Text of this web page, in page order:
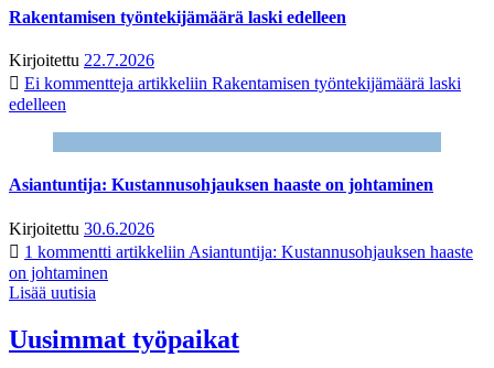
Rakentamisen työntekijämäärä laski edelleen
Kirjoitettu 22.7.2026
Ei kommentteja artikkeliin Rakentamisen työntekijämäärä laski
edelleen
Asiantuntija: Kustannusohjauksen haaste on johtaminen
Kirjoitettu 30.6.2026
1 kommentti artikkeliin Asiantuntija: Kustannusohjauksen haaste
on johtaminen
Lisää uutisia
Uusimmat työpaikat